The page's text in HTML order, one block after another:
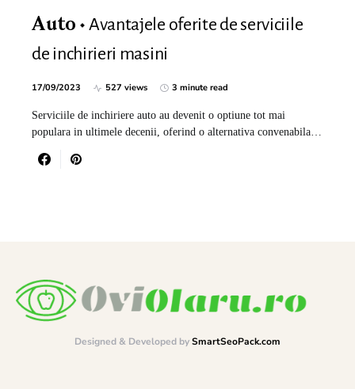
Auto
Avantajele oferite de serviciile
de inchirieri masini
17/09/2023 527 views 3 minute read
Serviciile de inchiriere auto au devenit o optiune tot mai
populara in ultimele decenii, oferind o alternativa convenabila…
Designed & Developed bySmartSeoPack.com